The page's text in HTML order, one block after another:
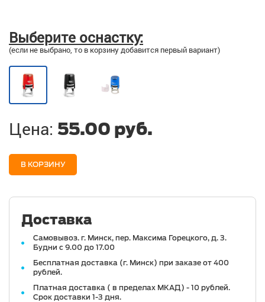
Выберите оснастку:
(если не выбрано, то в корзину добавится первый вариант)
Цена: 55.00 руб.
В КОРЗИНУ
Доставка
Самовывоз. г. Минск, пер. Максима Горецкого, д. 3.
Будни с 9.00 до 17.00
Бесплатная доставка (г. Минск) при заказе от 400
рублей.
Платная доставка ( в пределах МКАД) - 10 рублей.
Срок доставки 1-3 дня.